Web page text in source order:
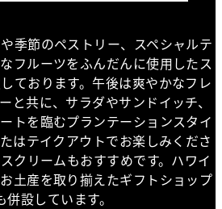
季節のペストリー、スペシャルテ
フルーツをふんだんに使用したス
ております。午後は爽やかなフレ
と共に、サラダやサンドイッチ、
トを臨むプランテーションスタイ
はテイクアウトでお楽しみくださ
クリームもおすすめです。ハワイ
土産を取り揃えたギフトショップ
併設しています。